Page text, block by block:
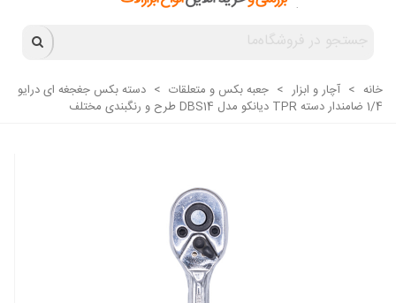
خانه > آچار و ابزار > جعبه بکس و متعلقات > دسته بکس جغجغه ای درایو
1/4 ضامندار دسته TPR دیانکو مدل DBS14 طرح و رنگبندی مختلف